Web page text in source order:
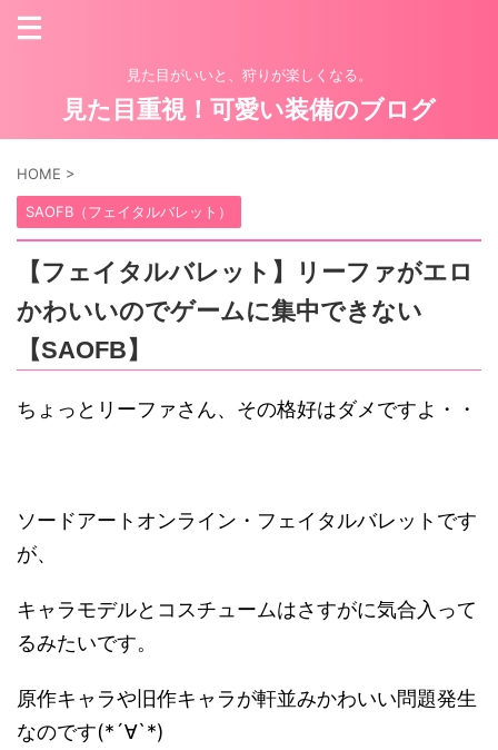
見た目がいいと、狩りが楽しくなる。
見た目重視！可愛い装備のブログ
HOME >
SAOFB（フェイタルバレット）
【フェイタルバレット】リーファがエロ
かわいいのでゲームに集中できない
【SAOFB】
ちょっとリーファさん、その格好はダメですよ・・
ソードアートオンライン・フェイタルバレットです
が、
キャラモデルとコスチュームはさすがに気合入って
るみたいです。
原作キャラや旧作キャラが軒並みかわいい問題発生
なのです(*´∀`*)